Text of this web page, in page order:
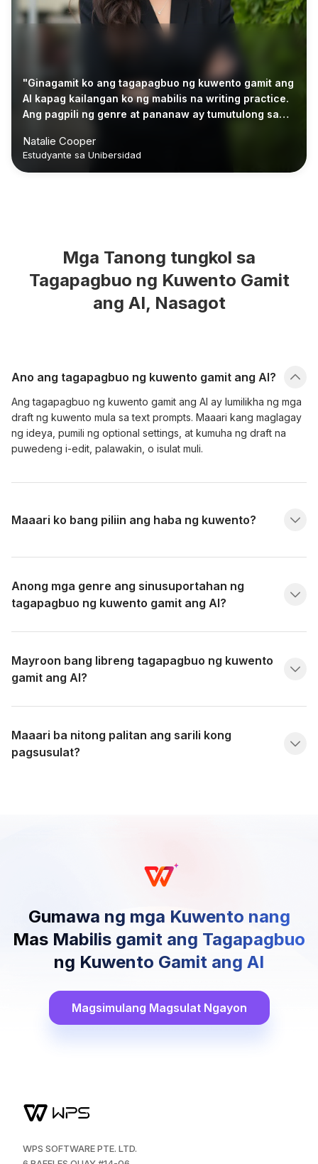
"Ginagamit ko ang tagapagbuo ng kuwento gamit ang
AI kapag kailangan ko ng mabilis na writing practice.
Ang pagpili ng genre at pananaw ay tumutulong sa
gumugugol ng maraming oras sa pagpaplano."
Natalie Cooper
Estudyante sa Unibersidad
Mga Tanong tungkol sa
Tagapagbuo ng Kuwento Gamit
ang AI, Nasagot
Ano ang tagapagbuo ng kuwento gamit ang AI?
Ang tagapagbuo ng kuwento gamit ang AI ay lumilikha ng mga
draft ng kuwento mula sa text prompts. Maaari kang maglagay
ng ideya, pumili ng optional settings, at kumuha ng draft na
puwedeng i-edit, palawakin, o isulat muli.
Maaari ko bang piliin ang haba ng kuwento?
Anong mga genre ang sinusuportahan ng
tagapagbuo ng kuwento gamit ang AI?
Mayroon bang libreng tagapagbuo ng kuwento
gamit ang AI?
Maaari ba nitong palitan ang sarili kong
pagsusulat?
Gumawa ng mga Kuwento nang
Mas Mabilis gamit ang Tagapagbuo
ng Kuwento Gamit ang AI
Magsimulang Magsulat Ngayon
WPS SOFTWARE PTE. LTD.